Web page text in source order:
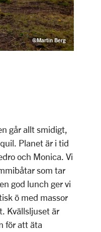
©Martin Berg
går allt smidigt,
Planet är i tid
och Monica. Vi
som tar
god lunch ger vi
ö med massor
Kvällsljuset är
för att äta